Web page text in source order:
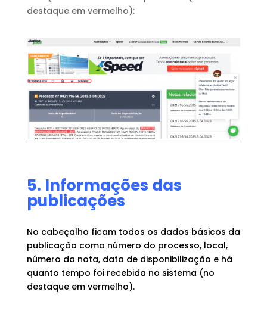
destaque em vermelho):
5. Informações das
publicações
No cabeçalho ficam todos os dados básicos da
publicação como número do processo, local,
número da nota, data de disponibilização e há
quanto tempo foi recebida no sistema (no
destaque em vermelho).